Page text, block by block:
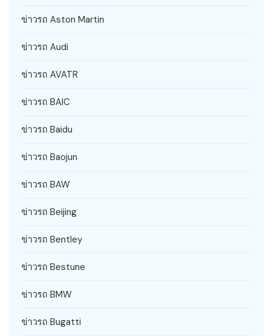
ข่าวรถ Aston Martin
ข่าวรถ Audi
ข่าวรถ AVATR
ข่าวรถ BAIC
ข่าวรถ Baidu
ข่าวรถ Baojun
ข่าวรถ BAW
ข่าวรถ Beijing
ข่าวรถ Bentley
ข่าวรถ Bestune
ข่าวรถ BMW
ข่าวรถ Bugatti